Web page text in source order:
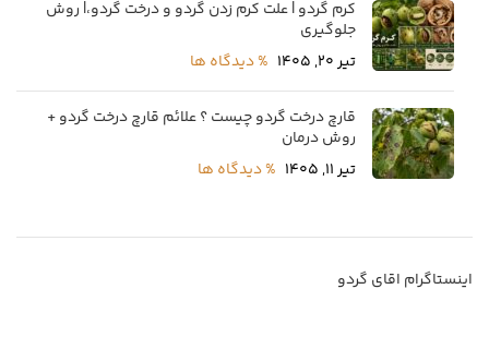
کرم گردو | علت کرم زدن گردو و درخت گردو،| روش
جلوگیری
تیر 20, 1405
% دیدگاه ها
قارچ درخت گردو چیست ؟ علائم قارچ درخت گردو +
روش درمان
تیر 11, 1405
% دیدگاه ها
اینستاگرام اقای گردو